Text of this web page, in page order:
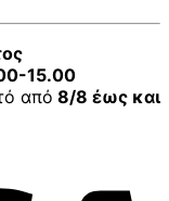
15.00
από 8/8 έως και